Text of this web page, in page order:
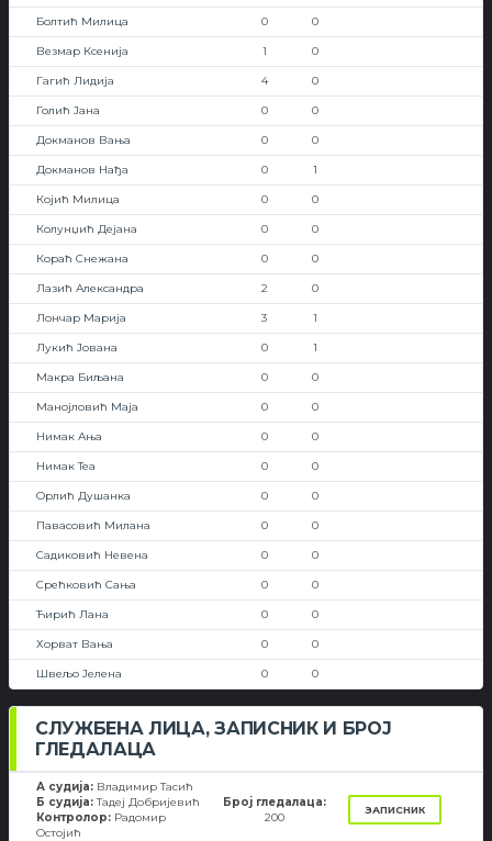
Болтић Милица 0 0
Везмар Ксенија 1 0
Гагић Лидија 4 0
Голић Јана 0 0
Докманов Вања 0 0
Докманов Нађа 0 1
Којић Милица 0 0
Колунџић Дејана 0 0
Кораћ Снежана 0 0
Лазић Александра 2 0
Лончар Марија 3 1
Лукић Јована 0 1
Макра Биљана 0 0
Манојловић Маја 0 0
Нимак Ања 0 0
Нимак Теа 0 0
Орлић Душанка 0 0
Павасовић Милана 0 0
Садиковић Невена 0 0
Срећковић Сања 0 0
Ћирић Лана 0 0
Хорват Вања 0 0
Швељо Јелена 0 0
СЛУЖБЕНА ЛИЦА, ЗАПИСНИК И БРОЈ
ГЛЕДАЛАЦА
А судија: Владимир Тасић
Б судија:Тадеј Добријевић
Контролор: Радомир
Остојић
Број гледалаца:
200
ЗАПИСНИК